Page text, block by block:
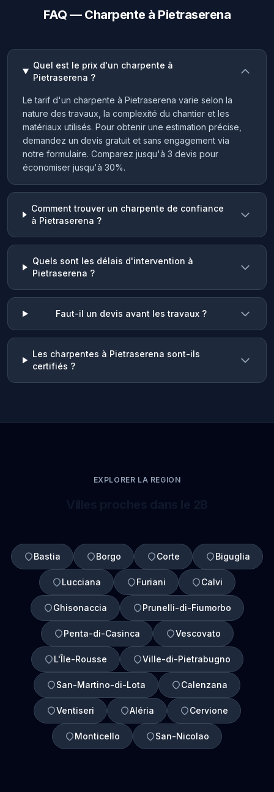
FAQ — Charpente à Pietraserena
Quel est le prix d'un charpente à
Pietraserena ?
Le tarif d'un charpente à Pietraserena varie selon la
nature des travaux, la complexité du chantier et les
matériaux utilisés. Pour obtenir une estimation précise,
demandez un devis gratuit et sans engagement via
notre formulaire. Comparez jusqu'à 3 devis pour
économiser jusqu'à 30%.
Comment trouver un charpente de confiance
à Pietraserena ?
Quels sont les délais d'intervention à
Pietraserena ?
Faut-il un devis avant les travaux ?
Les charpentes à Pietraserena sont-ils
certifiés ?
EXPLORER LA REGION
Bastia Borgo Corte Biguglia
Lucciana Furiani Calvi
Ghisonaccia Prunelli-di-Fiumorbo
Penta-di-Casinca Vescovato
L'Île-Rousse Ville-di-Pietrabugno
San-Martino-di-Lota Calenzana
Ventiseri Aléria Cervione
Monticello San-Nicolao